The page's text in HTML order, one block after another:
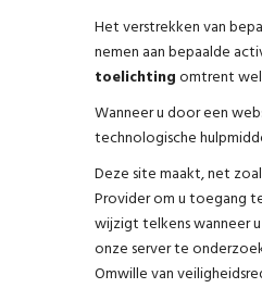
Het verstrekken van
nemen aan bepaalde
toelichtingomtrent
Wanneer u door een
technologische
Deze site maakt, net
Provider om u toegang
wijzigt telkens wanneer
onze server te
Omwille van